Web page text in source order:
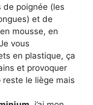
poignée (les
et de
mousse, en
vous
en plastique, ça
et provoquer
reste le liège mais